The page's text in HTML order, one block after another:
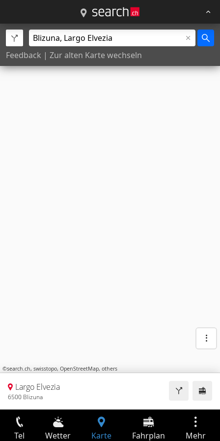
Feedback | Zur alten Karte wechseln
©search.ch, swisstopo, OpenStreetMap, others
Largo Elvezia
6500 Blizuna
Tel Wetter Karte Fahrplan Mehr